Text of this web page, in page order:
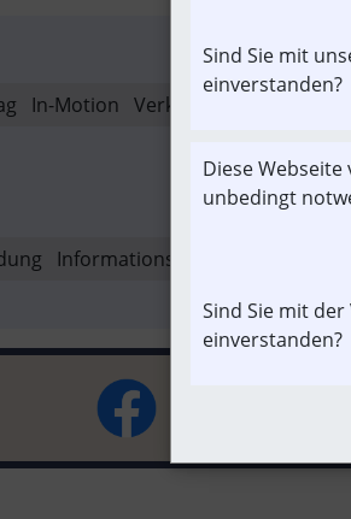
SOLD
In-Motion Verkehrsforum BGL &
Informationsverbund
Sind Sie mit
einverstanden?
Diese
unbedingt
Sind Sie mit
einverstanden?